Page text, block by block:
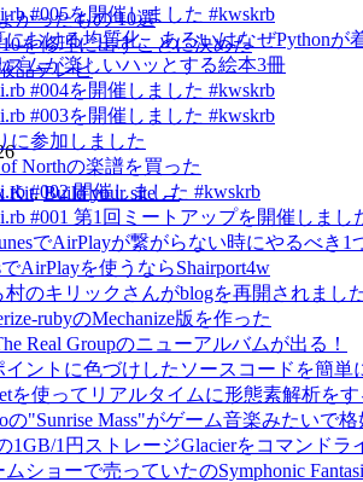
#005を開催しました #kwskrb
における均質化、あるいはなぜPython
ズムが楽しいハッとする絵本3冊
#004を開催しました #kwskrb
#003を開催しました #kwskrb
に参加しました
of Northの楽譜を買った
#002 開催しました #kwskrb
#001 第1回ミートアップを開催しまし
でAirPlayが繋がらない時にやるべき1
AirPlayを使うならShairport4w
村のキリックさんがblogを再開されまし
rubyのMechanize版を作った
Real Groupのニューアルバムが出る！
イントに色づけしたソースコードを簡単
を使ってリアルタイムに形態素解析を
の"Sunrise Mass"がゲーム音楽みたいで
1GB/1円ストレージGlacierをコマンドラ
ショーで売っていたのSymphonic
かったもの 10選
を修理に出すことに決めた
晶テレビ
Kit.Build your site →